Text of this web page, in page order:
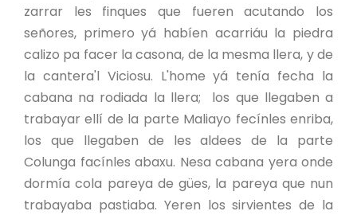
zarrar les finques que fueren acutando los
señores, primero yá habíen acarriáu la piedra
calizo pa facer la casona, de la mesma llera, y de
la cantera'l Viciosu. L'home yá tenía fecha la
cabana na rodiada la llera; los que llegaben a
trabayar ellí de la parte Maliayo fecínles enriba,
los que llegaben de les aldees de la parte
Colunga facínles abaxu. Nesa cabana yera onde
dormía cola pareya de gües, la pareya que nun
trabayaba pastiaba. Yeren los sirvientes de la